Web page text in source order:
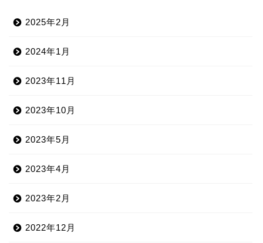
2025年2月
2024年1月
2023年11月
2023年10月
2023年5月
2023年4月
2023年2月
2022年12月